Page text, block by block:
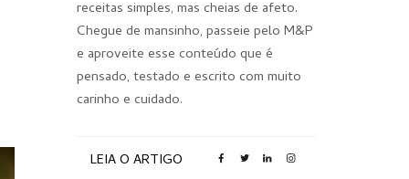
receitas simples, mas cheias de afeto.
Chegue de mansinho, passeie pelo M&P
e aproveite esse conteúdo que é
pensado, testado e escrito com muito
carinho e cuidado.
LEIA O ARTIGO